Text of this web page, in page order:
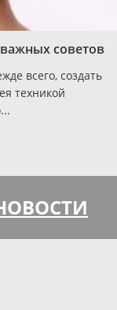
советов
всего, создать
техникой